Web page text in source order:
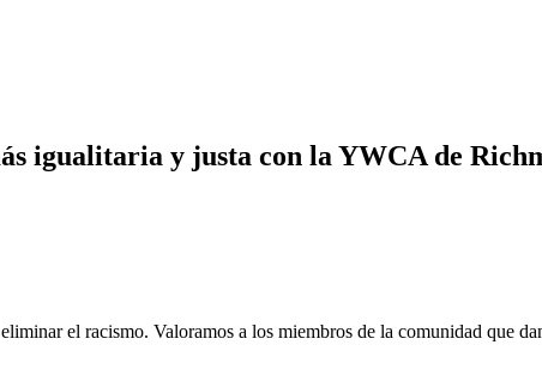
igualitaria y justa con la YWCA de
el racismo. Valoramos a los miembros de la comunidad que